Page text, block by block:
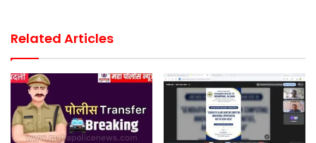
Related Articles